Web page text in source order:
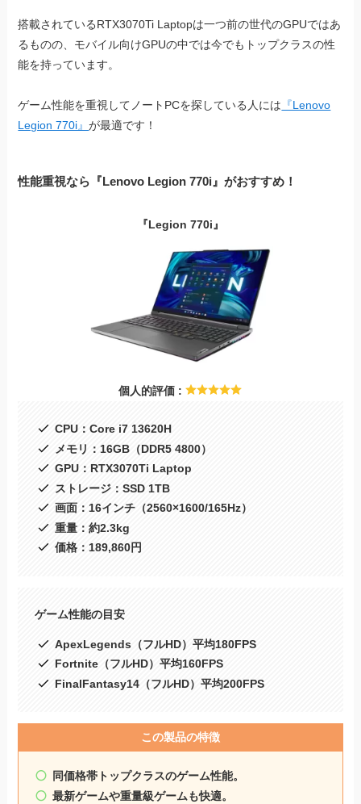
搭載されているRTX3070Ti Laptopは一つ前の世代のGPUではあ
るものの、モバイル向けGPUの中では今でもトップクラスの性
能を持っています。
ゲーム性能を重視してノートPCを探している人には 『Lenovo
Legion 770i』が最適です！
性能重視なら『Lenovo Legion 770i』がおすすめ！
『Legion 770i』
個人的評価 :
CPU：Core i7 13620H
メモリ：16GB（DDR5 4800）
GPU：RTX3070Ti Laptop
ストレージ：SSD 1TB
画面：16インチ（2560×1600/165Hz）
重量：約2.3kg
価格：189,860円
ゲーム性能の目安
ApexLegends（フルHD）平均180FPS
Fortnite（フルHD）平均160FPS
FinalFantasy14（フルHD）平均200FPS
この製品の特徴
同価格帯トップクラスのゲーム性能。
最新ゲームや重量級ゲームも快適。